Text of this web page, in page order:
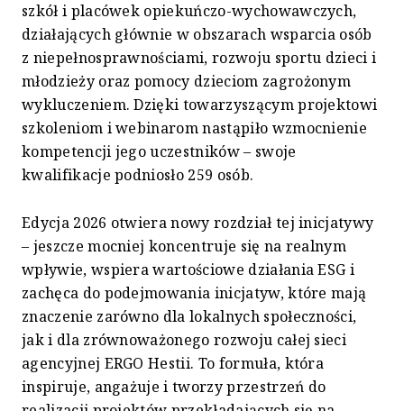
szkół i placówek opiekuńczo-wychowawczych,
działających głównie w obszarach wsparcia osób
z niepełnosprawnościami, rozwoju sportu dzieci i
młodzieży oraz pomocy dzieciom zagrożonym
wykluczeniem. Dzięki towarzyszącym projektowi
szkoleniom i webinarom nastąpiło wzmocnienie
kompetencji jego uczestników – swoje
kwalifikacje podniosło 259 osób.
Edycja 2026 otwiera nowy rozdział tej inicjatywy
– jeszcze mocniej koncentruje się na realnym
wpływie, wspiera wartościowe działania ESG i
zachęca do podejmowania inicjatyw, które mają
znaczenie zarówno dla lokalnych społeczności,
jak i dla zrównoważonego rozwoju całej sieci
agencyjnej ERGO Hestii. To formuła, która
inspiruje, angażuje i tworzy przestrzeń do